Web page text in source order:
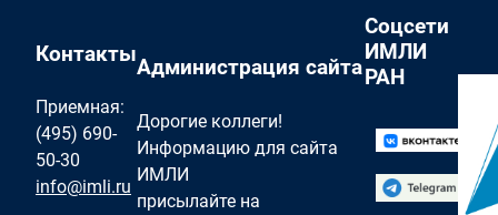
Контакты
Приемная:
(495) 690-
50-30
info@imli.ru
Администрация сайта
Дорогие коллеги!
Информацию для сайта
ИМЛИ
присылайте на
Соцсети
ИМЛИ
РАН